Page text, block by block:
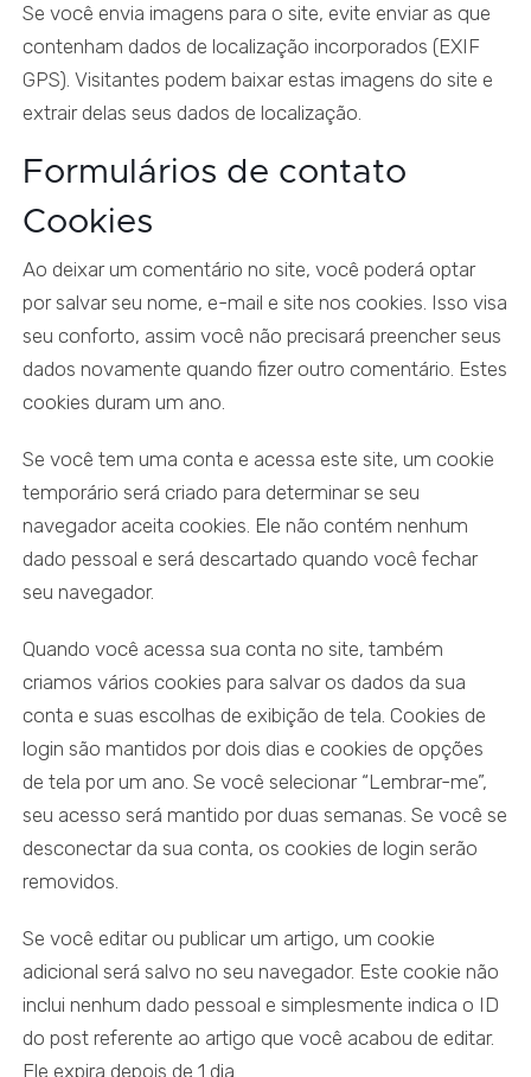
Se você envia imagens para o site, evite enviar as que
contenham dados de localização incorporados (EXIF
GPS). Visitantes podem baixar estas imagens do site e
extrair delas seus dados de localização.
Formulários de contato
Cookies
Ao deixar um comentário no site, você poderá optar
por salvar seu nome, e-mail e site nos cookies. Isso visa
seu conforto, assim você não precisará preencher seus
dados novamente quando fizer outro comentário. Estes
cookies duram um ano.
Se você tem uma conta e acessa este site, um cookie
temporário será criado para determinar se seu
navegador aceita cookies. Ele não contém nenhum
dado pessoal e será descartado quando você fechar
seu navegador.
Quando você acessa sua conta no site, também
criamos vários cookies para salvar os dados da sua
conta e suas escolhas de exibição de tela. Cookies de
login são mantidos por dois dias e cookies de opções
de tela por um ano. Se você selecionar “Lembrar-me”,
seu acesso será mantido por duas semanas. Se você se
desconectar da sua conta, os cookies de login serão
removidos.
Se você editar ou publicar um artigo, um cookie
adicional será salvo no seu navegador. Este cookie não
inclui nenhum dado pessoal e simplesmente indica o ID
do post referente ao artigo que você acabou de editar.
Ele expira depois de 1 dia.